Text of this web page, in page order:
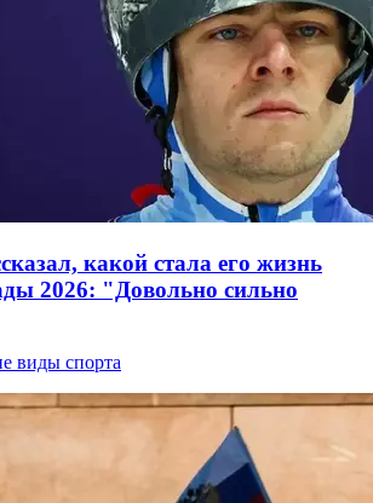
какой стала его жизнь
2026: "Довольно сильно
виды спорта